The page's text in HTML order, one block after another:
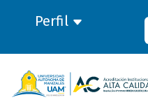
Perfil